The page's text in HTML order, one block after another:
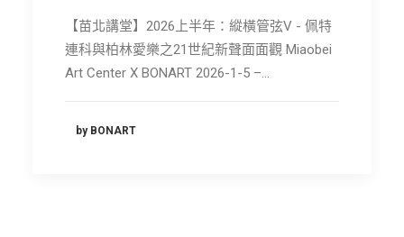
【苗北講堂】2026上半年：縱橫管弦V - 佩特
連科與柏林愛樂之21世紀新聲面面觀 Miaobei
Art Center X BONART 2026-1-5 –…
by BONART